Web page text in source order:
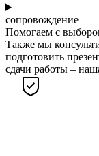
сопровождение
Помогаем с
Также мы
подготовить
сдачи работы –